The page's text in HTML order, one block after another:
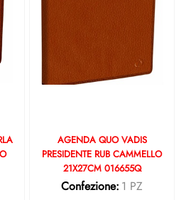
AGENDA QUO VADIS
PRESIDENTE RUB CAMMELLO
21X27CM 016655Q
Confezione: 1 PZ